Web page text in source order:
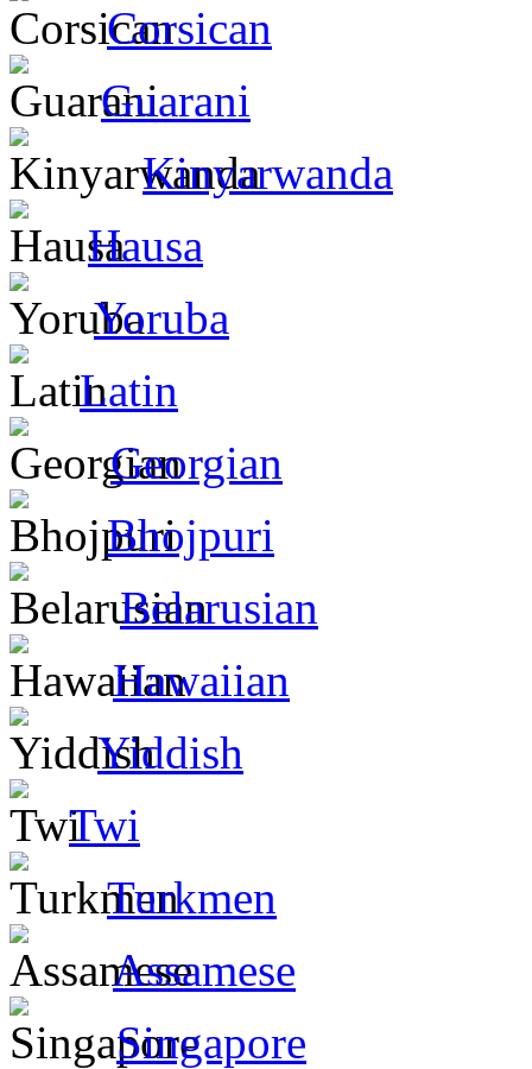
Corsican
Guarani
Kinyarwanda
Hausa
Yoruba
Latin
Georgian
Bhojpuri
Belarusian
Hawaiian
Yiddish
Twi
Turkmen
Assamese
Singapore